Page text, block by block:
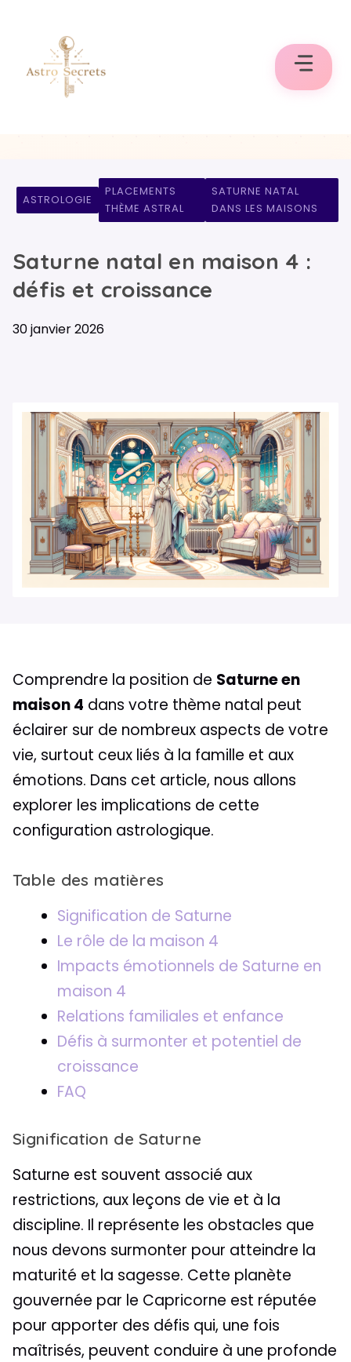
contenu
ASTROLOGIE
PLACEMENTS
THÈME ASTRAL
SATURNE NATAL
DANS LES MAISONS
Saturne natal en maison 4 :
défis et croissance
30 janvier 2026
Comprendre la position de Saturne en
maison 4 dans votre thème natal peut
éclairer sur de nombreux aspects de votre
vie, surtout ceux liés à la famille et aux
émotions. Dans cet article, nous allons
explorer les implications de cette
configuration astrologique.
Table des matières
Signification de Saturne
Le rôle de la maison 4
Impacts émotionnels de Saturne en
maison 4
Relations familiales et enfance
Défis à surmonter et potentiel de
croissance
FAQ
Signification de Saturne
Saturne est souvent associé aux
restrictions, aux leçons de vie et à la
discipline. Il représente les obstacles que
nous devons surmonter pour atteindre la
maturité et la sagesse. Cette planète
gouvernée par le Capricorne est réputée
pour apporter des défis qui, une fois
maîtrisés, peuvent conduire à une profonde